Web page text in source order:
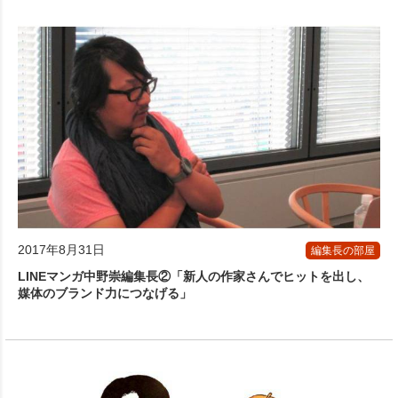
2017年8月31日 編集長の部屋
LINEマンガ中野崇編集長②「新人の作家さんでヒットを出し、
媒体のブランド力につなげる」